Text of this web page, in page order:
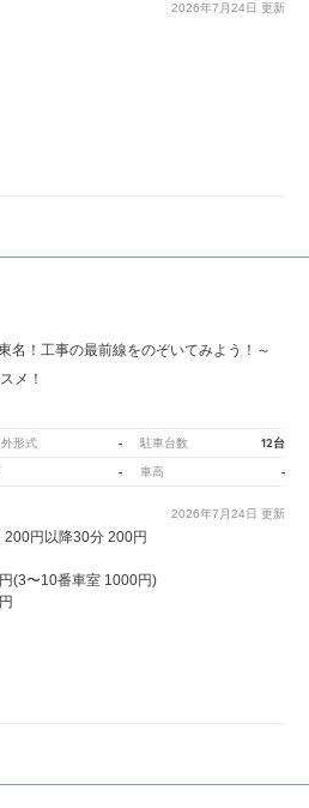
2026年7月24日 更新
名！工事の最前線をのぞいてみよう！～
メ！
形式 - 駐車台数 12台
- 車高 -
2026年7月24日 更新
円以降30分 200円
(3〜10番車室 1000円)